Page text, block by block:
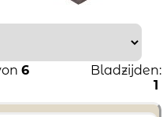
6
Bladzijden:
1